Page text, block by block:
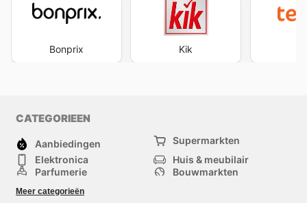
Bonprix Kik
CATEGORIEEN
Aanbiedingen
Supermarkten
Elektronica
Huis & meubilair
Parfumerie
Bouwmarkten
Kinderen
Meer categorieën